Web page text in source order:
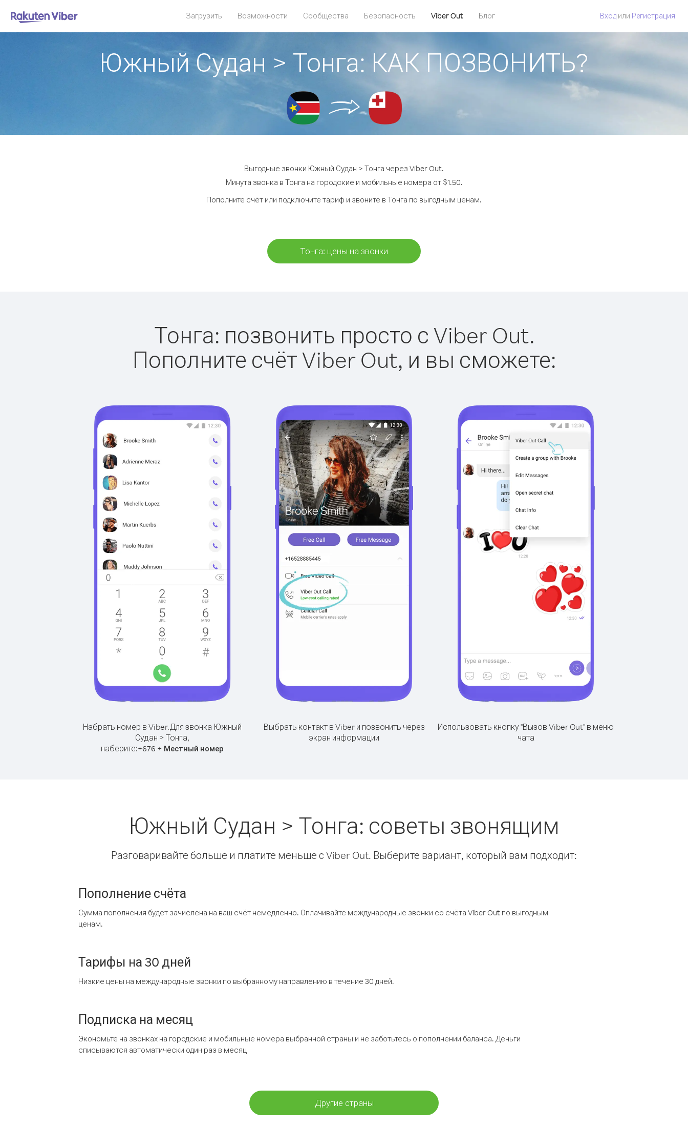
Загрузить Возможности Сообщества Безопасность Viber Out Блог Вход или Регистрация
Южный Судан > Тонга: КАК ПОЗВОНИТЬ?
Выгодные звонки Южный Судан > Тонга через Viber Out.
Минута звонка в Тонга на городские и мобильные номера от $1.50.
Пополните счёт или подключите тариф и звоните в Тонга по выгодным ценам.
Тонга: цены на звонки
Тонга: позвонить просто с Viber Out.
Пополните счёт Viber Out, и вы сможете:
Набрать номер в Viber.Для звонка Южный
Судан > Тонга,
наберите:+676 + Местный номер
Выбрать контакт в Viber и позвонить через
экран информации
Использовать кнопку "Вызов Viber Out" в меню
чата
Южный Судан > Тонга: советы звонящим
Разговаривайте больше и платите меньше с Viber Out. Выберите вариант, который вам подходит:
Пополнение счёта
Сумма пополнения будет зачислена на ваш счёт немедленно. Оплачивайте международные звонки со счёта Viber Out по выгодным
ценам.
Тарифы на 30 дней
Низкие цены на международные звонки по выбранному направлению в течение 30 дней.
Подписка на месяц
Экономьте на звонках на городские и мобильные номера выбранной страны и не заботьтесь о пополнении баланса. Деньги
списываются автоматически один раз в месяц
Другие страны